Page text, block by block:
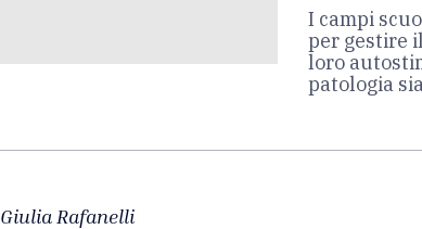
I campi
per gestire
loro
patologia
Giulia Rafanelli